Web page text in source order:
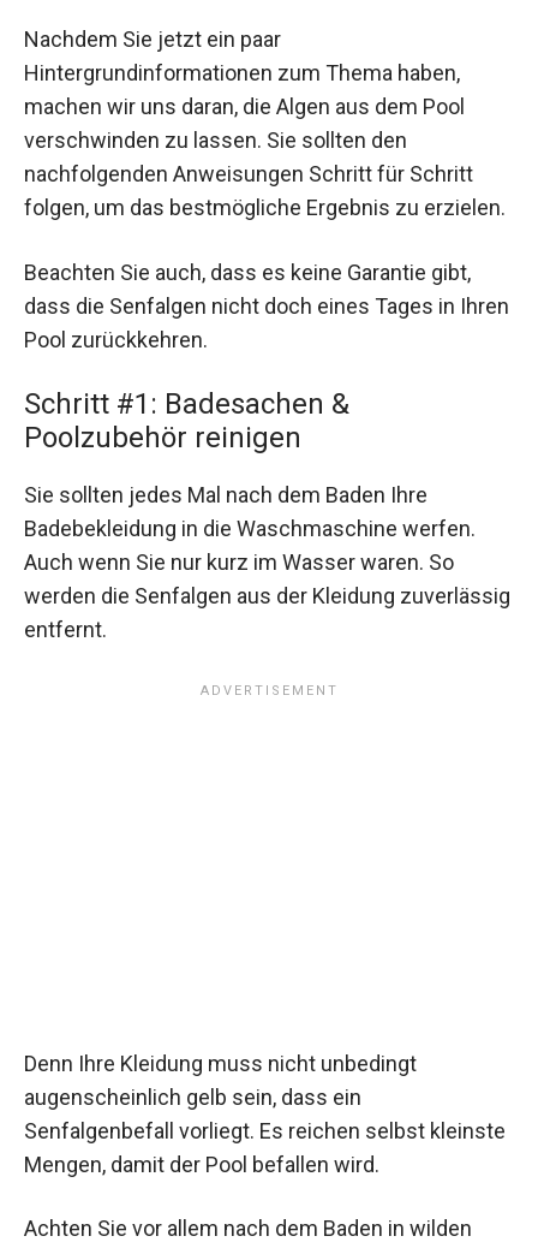
Nachdem Sie jetzt ein paar
Hintergrundinformationen zum Thema haben,
machen wir uns daran, die Algen aus dem Pool
verschwinden zu lassen. Sie sollten den
nachfolgenden Anweisungen Schritt für Schritt
folgen, um das bestmögliche Ergebnis zu erzielen.
Beachten Sie auch, dass es keine Garantie gibt,
dass die Senfalgen nicht doch eines Tages in Ihren
Pool zurückkehren.
Schritt #1: Badesachen &
Poolzubehör reinigen
Sie sollten jedes Mal nach dem Baden Ihre
Badebekleidung in die Waschmaschine werfen.
Auch wenn Sie nur kurz im Wasser waren. So
werden die Senfalgen aus der Kleidung zuverlässig
entfernt.
Denn Ihre Kleidung muss nicht unbedingt
augenscheinlich gelb sein, dass ein
Senfalgenbefall vorliegt. Es reichen selbst kleinste
Mengen, damit der Pool befallen wird.
Achten Sie vor allem nach dem Baden in wilden